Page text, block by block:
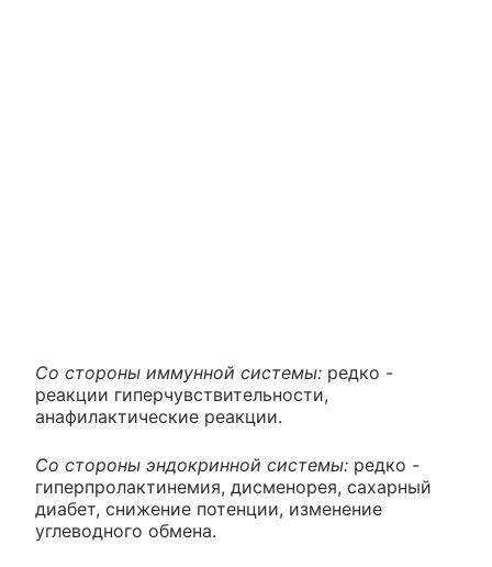
Со стороны иммунной системы: редко -
реакции гиперчувствительности,
анафилактические реакции.
Со стороны эндокринной системы: редко -
гиперпролактинемия, дисменорея, сахарный
диабет, снижение потенции, изменение
углеводного обмена.